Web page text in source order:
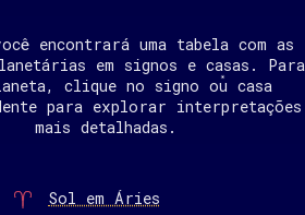
encontrará uma tabela com as
em signos e casas. Para
clique no signo ou casa
para explorar interpretações
mais detalhadas.
Sol em Áries